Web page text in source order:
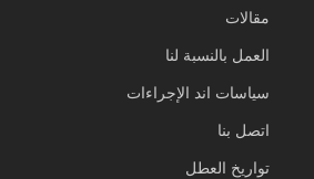
مقالات
العمل بالنسبة لنا
سياسات اند الإجراءات
اتصل بنا
تواريخ العطل